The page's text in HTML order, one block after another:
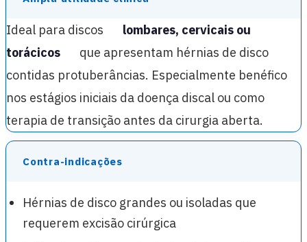
Ideal para discos
lombares, cervicais ou
torácicos
que apresentam hérnias de disco
contidas protuberâncias. Especialmente benéfico
nos estágios iniciais da doença discal ou como
terapia de transição antes da cirurgia aberta.
Contra-indicações
Hérnias de disco grandes ou isoladas que
requerem excisão cirúrgica